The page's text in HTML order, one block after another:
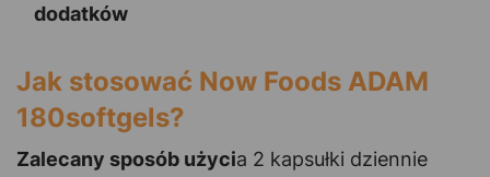
dodatków
Jak stosować Now Foods ADAM
180softgels?
Zalecany sposób użycia 2 kapsułki dziennie